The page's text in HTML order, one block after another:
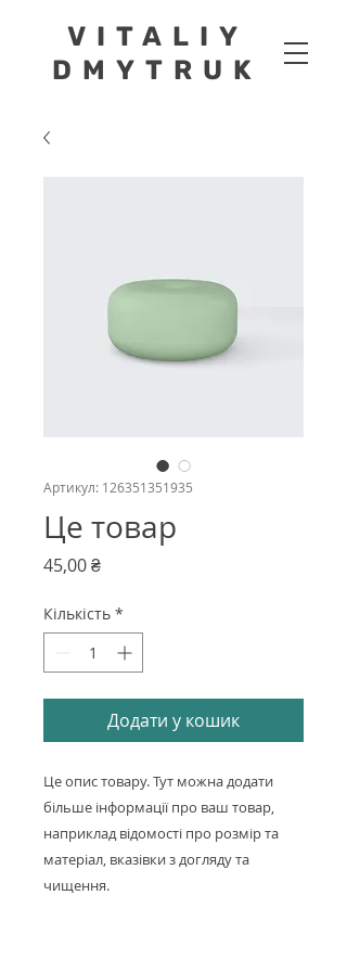
VITALIY
DMYTRUK
Артикул: 126351351935
Це товар
45,00 ₴Ціна
Кількість *
Додати у кошик
Це опис товару. Тут можна додати
більше інформації про ваш товар,
наприклад відомості про розмір та
матеріал, вказівки з догляду та
чищення.